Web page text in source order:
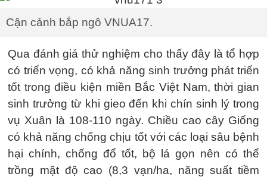
Cận cảnh bắp ngô VNUA17.
Qua đánh giá thử nghiệm cho thấy đây là tổ hợp
có triển vọng, có khả năng sinh trưởng phát triển
tốt trong điều kiện miền Bắc Việt Nam, thời gian
sinh trưởng từ khi gieo đến khi chín sinh lý trong
vụ Xuân là 108-110 ngày. Chiều cao cây Giống
có khả năng chống chịu tốt với các loại sâu bệnh
hại chính, chống đổ tốt, bộ lá gọn nên có thể
trồng mật độ cao (8,3 vạn/ha, năng suất tiềm